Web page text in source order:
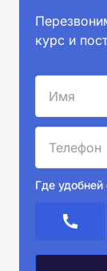
курс и
Где удобней